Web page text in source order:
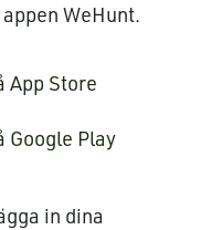
WeHunt.
App Store
Google Play
in dina